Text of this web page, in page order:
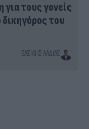
τους γονείς
δικηγόρος του
ΒΑΣΊΛΗΣ ΛΑΔΙΆΣ